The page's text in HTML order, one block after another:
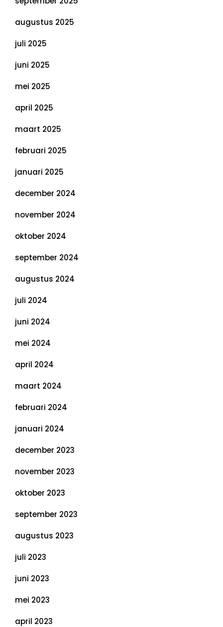
augustus 2025
juli 2025
juni 2025
mei 2025
april 2025
maart 2025
februari 2025
januari 2025
december 2024
november 2024
oktober 2024
september 2024
augustus 2024
juli 2024
juni 2024
mei 2024
april 2024
maart 2024
februari 2024
januari 2024
december 2023
november 2023
oktober 2023
september 2023
augustus 2023
juli 2023
juni 2023
mei 2023
april 2023